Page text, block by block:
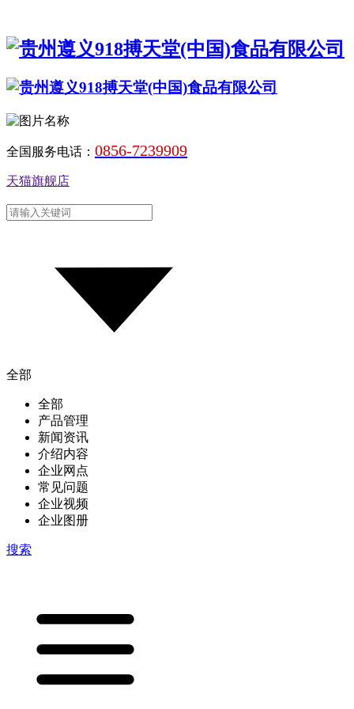
全国服务电话： 0856-7239909
天猫旗舰店
全部
全部
产品管理
新闻资讯
介绍内容
企业网点
常见问题
企业视频
企业图册
搜索